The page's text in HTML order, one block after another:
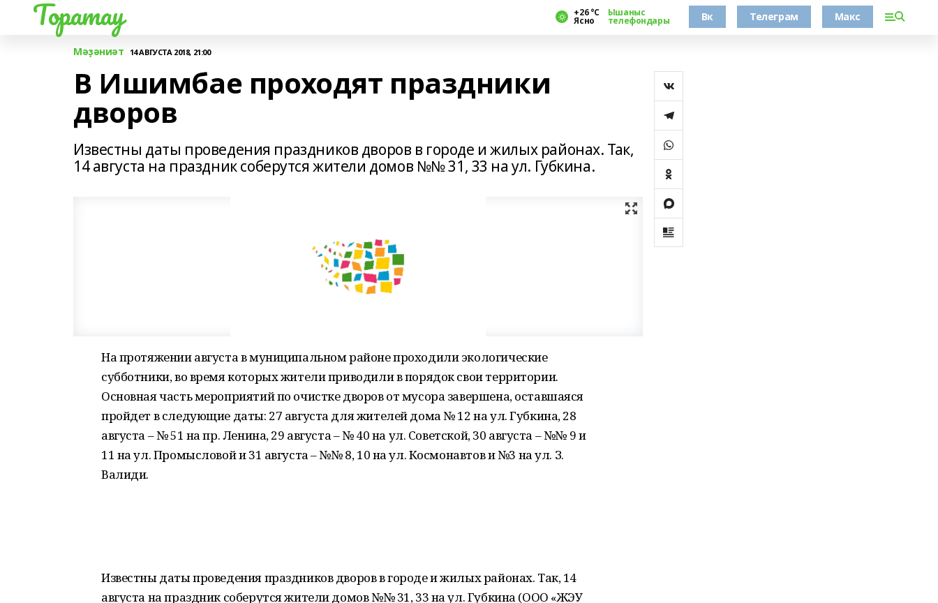
Торатау +26 °С
Ясно
Ышаныс
телефондары Вк Телеграм Макс
Мәҙәниәт 14 АВГУСТА 2018, 21:00
В Ишимбае проходят праздники
дворов
Известны даты проведения праздников дворов в городе и жилых районах. Так,
14 августа на праздник соберутся жители домов №№ 31, 33 на ул. Губкина.
На протяжении августа в муниципальном районе проходили экологические
субботники, во время которых жители приводили в порядок свои территории.
Основная часть мероприятий по очистке дворов от мусора завершена, оставшаяся
пройдет в следующие даты: 27 августа для жителей дома № 12 на ул. Губкина, 28
августа – № 51 на пр. Ленина, 29 августа – № 40 на ул. Советской, 30 августа – №№ 9 и
11 на ул. Промысловой и 31 августа – №№ 8, 10 на ул. Космонавтов и №3 на ул. З.
Валиди.
Известны даты проведения праздников дворов в городе и жилых районах. Так, 14
августа на праздник соберутся жители домов №№ 31, 33 на ул. Губкина (ООО «ЖЭУ